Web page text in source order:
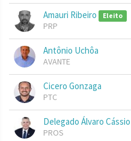
Amauri Ribeiro Eleito
PRP
Antônio Uchôa
AVANTE
Cicero Gonzaga
PTC
Delegado Álvaro Cássio
PROS